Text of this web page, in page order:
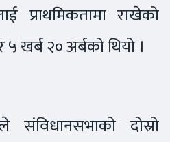
प्राथमिकतामा राखेको
खर्ब २० अर्बको थियो ।
दोस्रो